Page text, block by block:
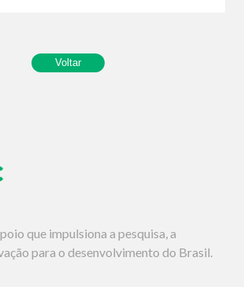
que impulsiona a pesquisa, a
para o desenvolvimento do Brasil.